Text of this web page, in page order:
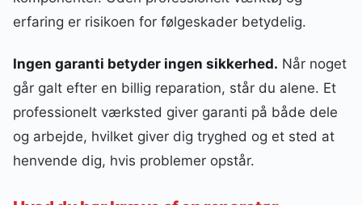
erfaring er risikoen for følgeskader betydelig.
Ingen garanti betyder ingen sikkerhed. Når noget
går galt efter en billig reparation, står du alene. Et
professionelt værksted giver garanti på både dele
og arbejde, hvilket giver dig tryghed og et sted at
henvende dig, hvis problemer opstår.